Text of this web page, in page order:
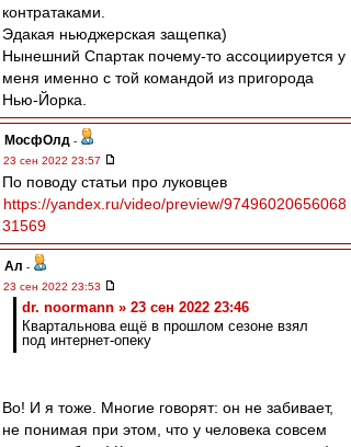
контратаками.
Эдакая ньюджерская защепка)
Нынешний Спартак почему-то ассоциируется у
меня именно с той командой из пригорода
Нью-Йорка.
МосфОлд -
23 сен 2022 23:57
По поводу статьи про луковцев
https://yandex.ru/video/preview/97496020656068
31569
Ал -
23 сен 2022 23:53
dr. noormann » 23 сен 2022 23:46
Квартальнова ещё в прошлом сезоне взял
под интернет-опеку
Во! И я тоже. Многие говорят: он не забивает,
не понимая при этом, что у человека совсем